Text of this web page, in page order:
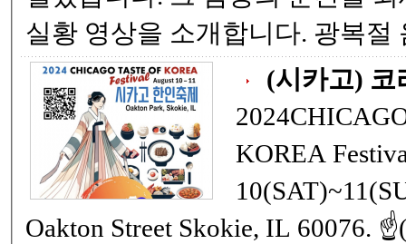
실황 영상을 소개합니
(시카고) 코
KOREA Festival
10(SAT)~11(SUN) 장
Oakton Street Skokie, IL 60076. ☝️(아래는 2023년 기